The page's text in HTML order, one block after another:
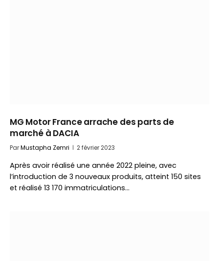
MG Motor France arrache des parts de
marché à DACIA
ParMustapha Zemri 2 février 2023
Après avoir réalisé une année 2022 pleine, avec
l’introduction de 3 nouveaux produits, atteint 150 sites
et réalisé 13 170 immatriculations…